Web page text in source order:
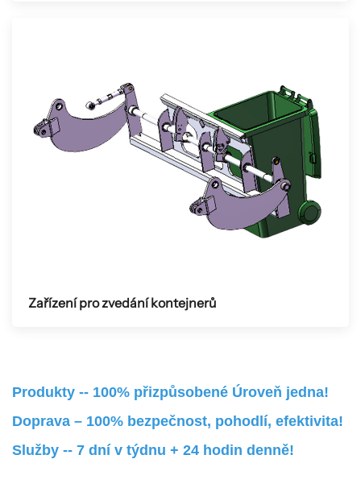
Zařízení pro zvedání kontejnerů
Produkty -- 100% přizpůsobené Úroveň jedna!
Doprava – 100% bezpečnost, pohodlí, efektivita!
Služby -- 7 dní v týdnu + 24 hodin denně!